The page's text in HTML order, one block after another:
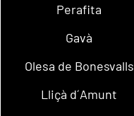
Perafita
Gavà
Olesa de Bonesvalls
Lliçà d´Amunt